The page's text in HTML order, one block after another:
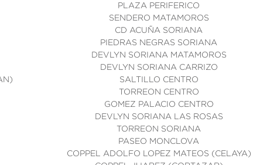
PLAZA PERIFERICO
SENDERO MATAMOROS
CD ACUÑA SORIANA
PIEDRAS NEGRAS SORIANA
DEVLYN SORIANA MATAMOROS
DEVLYN SORIANA CARRIZO
SALTILLO CENTRO
TORREON CENTRO
GOMEZ PALACIO CENTRO
DEVLYN SORIANA LAS ROSAS
TORREON SORIANA
PASEO MONCLOVA
COPPEL ADOLFO LOPEZ MATEOS (CELAYA)